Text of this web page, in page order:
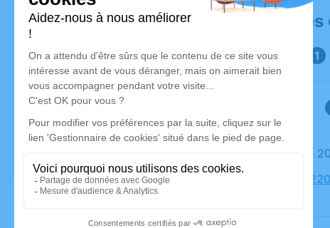
Déroulé
Le samedi
Église,